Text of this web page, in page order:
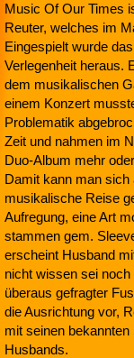
Music Of Our Times
Reuter, welches im
Eingespielt wurde
Verlegenheit heraus.
dem musikalischen
einem Konzert
Problematik
Zeit und nahmen im
Duo-Album mehr
Damit kann man
musikalische Reise
Aufregung, eine Art
stammen gem.
erscheint Husband
nicht wissen sei
überaus gefragter
die Ausrichtung vor,
mit seinen
Husbands.